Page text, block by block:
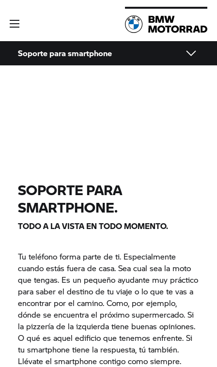
Soporte para smartphone
SOPORTE PARA
SMARTPHONE.
TODO A LA VISTA EN TODO MOMENTO.
Tu teléfono forma parte de ti. Especialmente
cuando estás fuera de casa. Sea cual sea la moto
que tengas. Es un pequeño ayudante muy práctico
para saber el destino de tu viaje o lo que te vas a
encontrar por el camino. Como, por ejemplo,
dónde se encuentra el próximo supermercado. Si
la pizzería de la izquierda tiene buenas opiniones.
O qué es aquel edificio que tenemos enfrente. Si
tu smartphone tiene la respuesta, tú también.
Llévate el smartphone contigo como siempre.